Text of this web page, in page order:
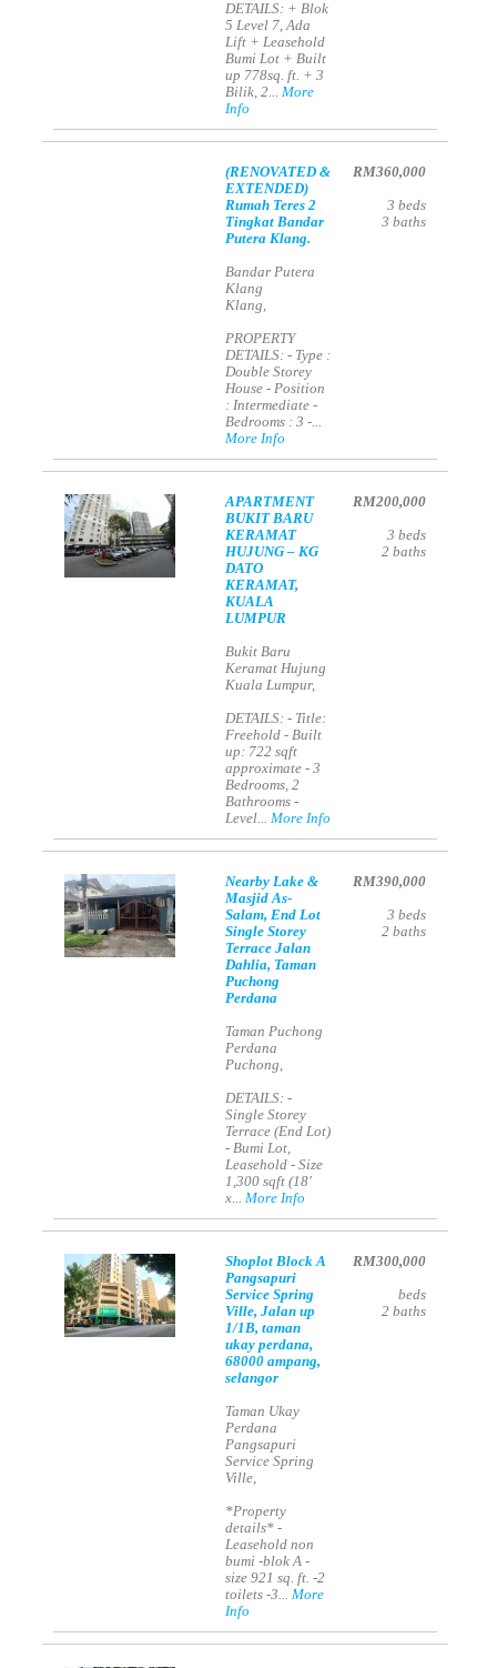
DETAILS: + Blok
5 Level 7, Ada
Lift + Leasehold
Bumi Lot + Built
up 778sq. ft. + 3
Bilik, 2...More
Info
(RENOVATED &
EXTENDED)
Rumah Teres 2
Tingkat Bandar
Putera Klang.
Bandar Putera
Klang
Klang,
PROPERTY
DETAILS: - Type :
Double Storey
House - Position
: Intermediate -
Bedrooms : 3 -...
More Info
RM360,000
3 beds
3 baths
APARTMENT
BUKIT BARU
KERAMAT
HUJUNG – KG
DATO
KERAMAT,
KUALA
LUMPUR
Bukit Baru
Keramat Hujung
Kuala Lumpur,
DETAILS: - Title:
Freehold - Built
up: 722 sqft
approximate - 3
Bedrooms, 2
Bathrooms -
Level...More Info
RM200,000
3 beds
2 baths
Nearby Lake &
Masjid As-
Salam, End Lot
Single Storey
Terrace Jalan
Dahlia, Taman
Puchong
Perdana
Taman Puchong
Perdana
Puchong,
DETAILS: -
Single Storey
Terrace (End Lot)
- Bumi Lot,
Leasehold - Size
1,300 sqft (18'
x...More Info
RM390,000
3 beds
2 baths
Shoplot Block A
Pangsapuri
Service Spring
Ville, Jalan up
1/1B, taman
ukay perdana,
68000 ampang,
selangor
Taman Ukay
Perdana
Pangsapuri
Service Spring
Ville,
*Property
details* -
Leasehold non
bumi -blok A -
size 921 sq. ft. -2
toilets -3...More
Info
RM300,000
beds
2 baths